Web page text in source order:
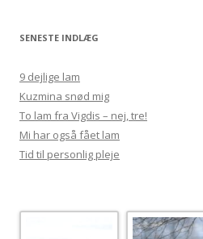
SENESTE INDLÆG
9 dejlige lam
Kuzmina snød mig
To lam fra Vigdis – nej, tre!
Mi har også fået lam
Tid til personlig pleje